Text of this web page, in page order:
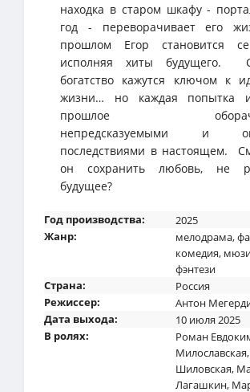
находка в старом шкафу -
год - переворачивает его
прошлом Егор становится
исполняя хиты будущего.
богатство кажутся ключом к
жизни… но каждая попытка
прошлое
непредсказуемыми и
последствиями в настоящем.
он сохранить любовь, не
будущее?
Год производства:
2025
Жанр:
мелодрама,
комедия,
фэнтези
Страна:
Россия
Режиссер:
Антон
Дата выхода:
10 июля 2025
В ролях:
Роман
Милославская,
Шиловская,
Лагашкин,